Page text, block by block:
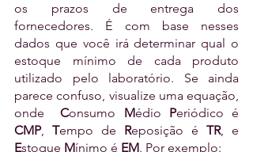
os prazos de entrega dos
fornecedores. É com base nesses
dados que você irá determinar qual o
estoque mínimo de cada produto
utilizado pelo laboratório. Se ainda
parece confuso, visualize uma equação,
onde Consumo Médio P
CMP, Tempo de Reposição é TR
Estoque Mínimo é EM. Por exemplo: